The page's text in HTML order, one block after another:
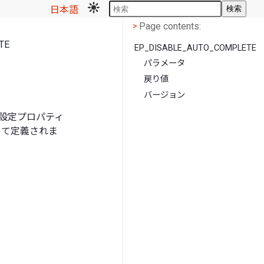
日本語 検索
定プロパティ
定義されま
< Page contents
> Page contents:
EP_DISABLE_AUTO_COMPLETE
パラメータ
戻り値
バージョン